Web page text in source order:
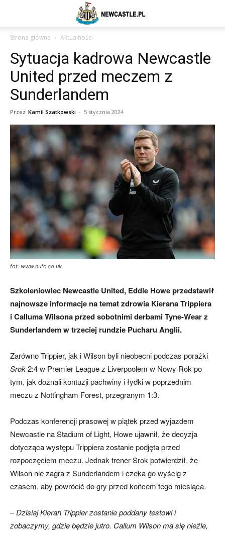
United
aktualności
(transfery,
mecze,
skład)
Strona główna Aktualności
Sytuacja kadrowa Newcastle
United przed meczem z
Sunderlandem
Przez Kamil Szatkowski - 5 stycznia 2024
fot. www.nufc.co.uk
Szkoleniowiec Newcastle United, Eddie Howe przedstawił
najnowsze informacje na temat zdrowia Kierana Trippiera
i Calluma Wilsona przed sobotnimi derbami Tyne-Wear z
Sunderlandem w trzeciej rundzie Pucharu Anglii.
Zarówno Trippier, jak i Wilson byli nieobecni podczas porażki
Srok2:4 w Premier League z Liverpoolem w Nowy Rok po
tym, jak doznali kontuzji pachwiny i łydki w poprzednim
meczu z Nottingham Forest, przegranym 1:3.
Podczas konferencji prasowej w piątek przed wyjazdem
Newcastle na Stadium of Light, Howe ujawnił, że decyzja
dotycząca występu Trippiera zostanie podjęta przed
rozpoczęciem meczu. Jednak trener Srok potwierdził, że
Wilson nie zagra z Sunderlandem i czeka go wyścig z
czasem, aby powrócić do gry przed końcem tego miesiąca.
–Dzisiaj Kieran Trippier zostanie poddany testowi i
zobaczymy, gdzie będzie jutro. Callum Wilson ma się nieźle,